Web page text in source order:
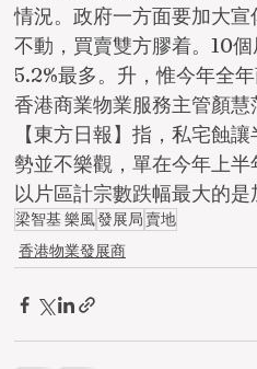
情況。政府一方面要加大
不動，買賣雙方膠着。10
5.2%最多。升，惟今年全
香港商業物業服務主管顏
【東方日報】指，私宅蝕
勢並不樂觀，單在今年上半
以片區計宗數跌幅最大的是
梁智基 樂風發展局賣地
香港物業發展商